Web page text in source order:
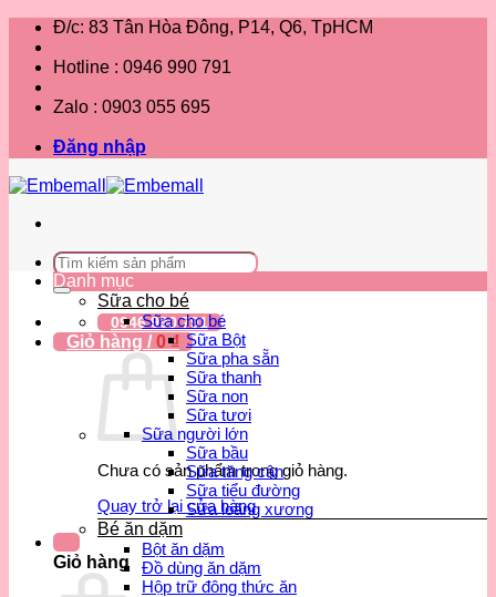
qua
dung
Đ/c: 83 Tân Hòa Đông, P14, Q6, TpHCM
Hotline : 0946 990 791
Zalo : 0903 055 695
Đăng nhập
Tìm
kiếm:
0946 990 791
Giỏ hàng / 0₫
Chưa có sản phẩm trong giỏ hàng.
Quay trở lại cửa hàng
Giỏ hàng
Danh mục
Sữa cho bé
Sữa cho bé
Sữa Bột
Sữa pha sẵn
Sữa thanh
Sữa non
Sữa tươi
Sữa người lớn
Sữa bầu
Sữa tăng cân
Sữa tiểu đường
Sữa loãng xương
Bé ăn dặm
Bột ăn dặm
Đồ dùng ăn dặm
Hộp trữ đông thức ăn